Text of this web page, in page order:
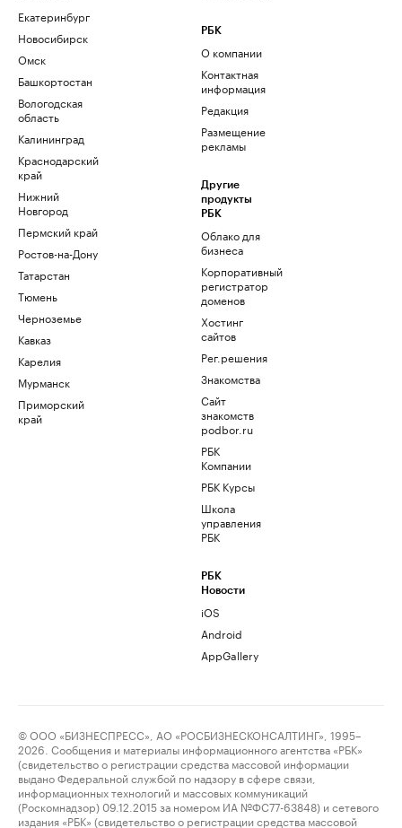
Екатеринбург
Новосибирск
Омск
Башкортостан
Вологодская
область
Калининград
Краснодарский
край
Нижний
Новгород
Пермский край
Ростов-на-Дону
Татарстан
Тюмень
Черноземье
Кавказ
Карелия
Мурманск
Приморский
край
РБК
О компании
Контактная
информация
Редакция
Размещение
рекламы
Другие
продукты
РБК
Облако для
бизнеса
Корпоративный
регистратор
доменов
Хостинг
сайтов
Рег.решения
Знакомства
Сайт
знакомств
podbor.ru
РБК
Компании
РБК Курсы
Школа
управления
РБК
РБК
Новости
iOS
Android
AppGallery
© ООО «БИЗНЕСПРЕСС», АО «РОСБИЗНЕСКОНСАЛТИНГ», 1995–
2026. Сообщения и материалы информационного агентства «РБК»
(свидетельство о регистрации средства массовой информации
выдано Федеральной службой по надзору в сфере связи,
информационных технологий и массовых коммуникаций
(Роскомнадзор) 09.12.2015 за номером ИА №ФС77-63848) и сетевого
издания «РБК» (свидетельство о регистрации средства массовой